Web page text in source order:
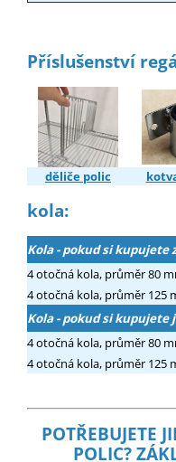
Příslušenství
děliče polic
kola:
Kola - pokud si kupujete
4 otočná kola, průměr 80
4 otočná kola, průměr 125
Kola - pokud si kupujete
4 otočná kola, průměr 80
4 otočná kola, průměr 125
POTŘEBUJETE
POLIC?